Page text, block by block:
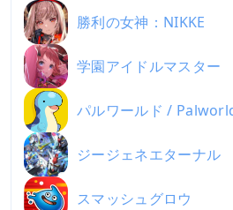
勝利の女神：NIKKE
学園アイドルマスター
パルワールド /
ジージェネエターナル
スマッシュグロウ